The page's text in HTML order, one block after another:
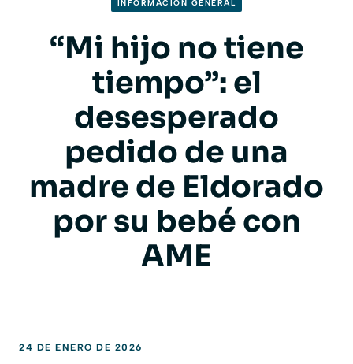
INFORMACION GENERAL
“Mi hijo no tiene
tiempo”: el
desesperado
pedido de una
madre de Eldorado
por su bebé con
AME
24 DE ENERO DE 2026